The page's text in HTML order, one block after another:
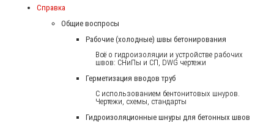
Справка
Общие воспросы
Рабочие (холодные) швы бетонирования
Всё о гидроизоляции и устройстве рабочих
швов: СНиПы и СП, DWG чертежи
Герметизация вводов труб
С использованием бентонитовых шнуров.
Чертежи, схемы, стандарты
Гидроизоляционные шнуры для бетонных швов